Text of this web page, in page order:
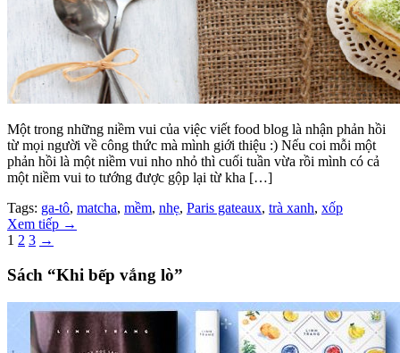
Một trong những niềm vui của việc viết food blog là nhận phản hồi
từ mọi người về công thức mà mình giới thiệu :) Nếu coi mỗi một
phản hồi là một niềm vui nho nhỏ thì cuối tuần vừa rồi mình có cả
một niềm vui to tướng được gộp lại từ kha […]
Tags: ga-tô, matcha, mềm, nhẹ, Paris gateaux, trà xanh, xốp
Xem tiếp →
1 2 3 →
Sách “Khi bếp vắng lò”